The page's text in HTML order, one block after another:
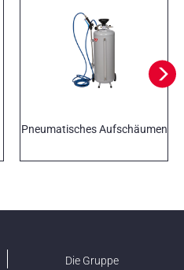
Pneumatisches Aufschäumen
Die Gruppe